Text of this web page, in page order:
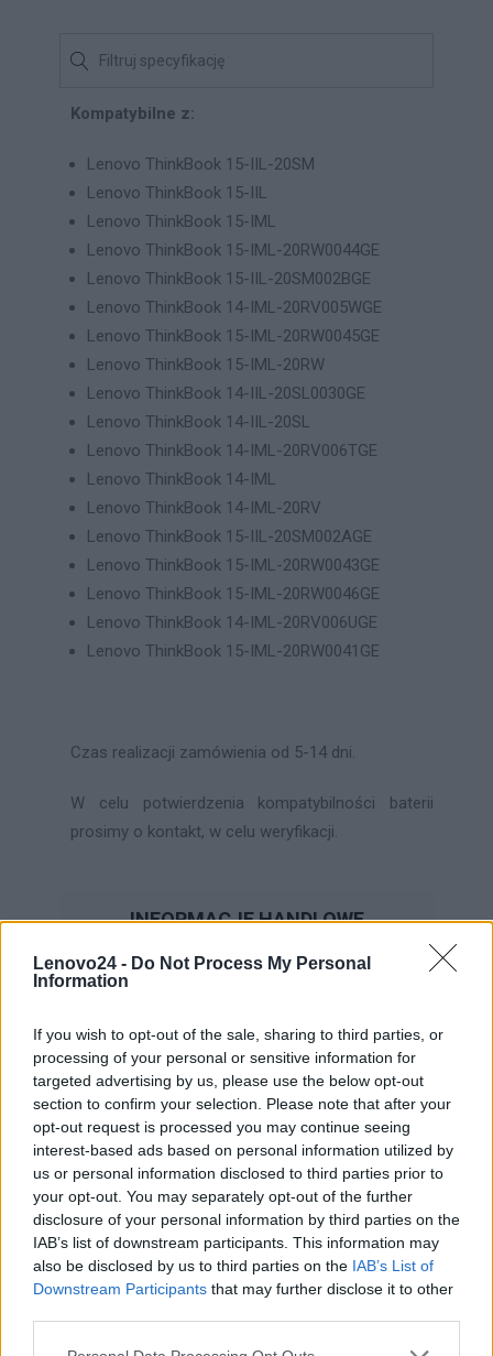
Lenovo24 - Do Not Process My Personal
Information
If you wish to opt-out of the sale, sharing to third parties, or
processing of your personal or sensitive information for
targeted advertising by us, please use the below opt-out
section to confirm your selection. Please note that after your
opt-out request is processed you may continue seeing
interest-based ads based on personal information utilized by
us or personal information disclosed to third parties prior to
your opt-out. You may separately opt-out of the further
disclosure of your personal information by third parties on the
IAB’s list of downstream participants. This information may
also be disclosed by us to third parties on the IAB’s List of
Downstream Participants that may further disclose it to other
Kompatybilne z:
Lenovo ThinkBook 15-IIL-20SM
Lenovo ThinkBook 15-IIL
Lenovo ThinkBook 15-IML
Lenovo ThinkBook 15-IML-20RW0044GE
Lenovo ThinkBook 15-IIL-20SM002BGE
Lenovo ThinkBook 14-IML-20RV005WGE
Lenovo ThinkBook 15-IML-20RW0045GE
Lenovo ThinkBook 15-IML-20RW
Lenovo ThinkBook 14-IIL-20SL0030GE
Lenovo ThinkBook 14-IIL-20SL
Lenovo ThinkBook 14-IML-20RV006TGE
Lenovo ThinkBook 14-IML
Lenovo ThinkBook 14-IML-20RV
Lenovo ThinkBook 15-IIL-20SM002AGE
Lenovo ThinkBook 15-IML-20RW0043GE
Lenovo ThinkBook 15-IML-20RW0046GE
Lenovo ThinkBook 14-IML-20RV006UGE
Lenovo ThinkBook 15-IML-20RW0041GE
Czas realizacji zamówienia od 5-14 dni.
W celu potwierdzenia kompatybilności baterii
prosimy o kontakt, w celu weryfikacji.
INFORMACJE HANDLOWE
Kod
producenta
5B10W67327
Dane
producenta
Lenovo
18001 Development Drive
Morrisville, NC 27560 USA
Telefon: +1 (855) 253-6686
https://lenovo.com
Lenovo Technology B.V. Sp. z